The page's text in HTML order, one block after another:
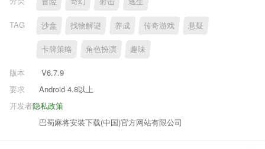
TAG 沙盒 找物解谜 养成 传奇游戏 悬疑
卡牌策略 角色扮演 趣味
版本
V6.7.9
要求
Android 4.8以上
隐私政策
开发者
巴蜀麻将安装下载(中国)官方网站有限公司